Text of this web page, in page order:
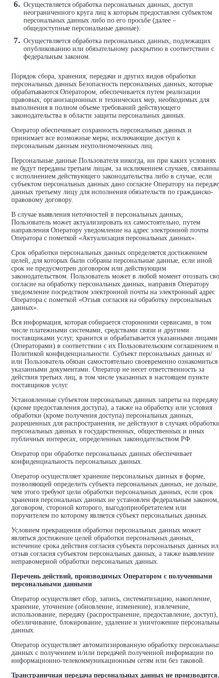
Осуществляется обработка персональных данных, доступ
неограниченного круга лиц к которым предоставлен субъектом
персональных данных либо по его просьбе (далее –
общедоступные персональные данные).
Осуществляется обработка персональных данных, подлежащих
опубликованию или обязательному раскрытию в соответствии с
федеральным законом.
Порядок сбора, хранения, передачи и других видов обработки
персональных данных Безопасность персональных данных, которые
обрабатываются Оператором, обеспечивается путем реализации
правовых, организационных и технических мер, необходимых для
выполнения в полном объеме требований действующего
законодательства в области защиты персональных данных.
Оператор обеспечивает сохранность персональных данных и
принимает все возможные меры, исключающие доступ к
персональным данным неуполномоченных лиц.
Персональные данные Пользователя никогда, ни при каких условиях
не будут переданы третьим лицам, за исключением случаев,
с исполнением действующего законодательства либо в случае, если
субъектом персональных данных дано согласие Оператору на
данных третьему лицу для исполнения обязательств по гражданско-
правовому договору.
В случае выявления неточностей в персональных данных,
Пользователь может актуализировать их самостоятельно, путем
направления Оператору уведомление на адрес электронной почты
Оператора с пометкой «Актуализация персональных данных».
Срок обработки персональных данных определяется достижением
целей, для которых были собраны персональные данные, если иной
срок не предусмотрен договором или действующим
законодательством. Пользователь может в любой момент отозвать
согласие на обработку персональных данных, направив Оператору
уведомление посредством электронной почты на электронный адрес
Оператора с пометкой «Отзыв согласия на обработку персональных
данных».
Вся информация, которая собирается сторонними сервисами, в том
числе платежными системами, средствами связи и другими
поставщиками услуг, хранится и обрабатывается указанными лицами
(Операторами) в соответствии с их Пользовательским соглашением и
Политикой конфиденциальности. Субъект персональных данных и/
или Пользователь обязан самостоятельно своевременно ознакомиться
указанными документами. Оператор не несет ответственность за
действия третьих лиц, в том числе указанных в настоящем пункте
поставщиков услуг.
Установленные субъектом персональных данных запреты на передачу
(кроме предоставления доступа), а также на обработку или условия
обработки (кроме получения доступа) персональных данных,
разрешенных для распространения, не действуют в случаях
персональных данных в государственных, общественных и иных
публичных интересах, определенных законодательством РФ.
Оператор при обработке персональных данных обеспечивает
конфиденциальность персональных данных.
Оператор осуществляет хранение персональных данных в форме,
позволяющей определить субъекта персональных данных, не дольше,
чем этого требуют цели обработки персональных данных, если срок
хранения персональных данных не установлен федеральным законом,
договором, стороной которого, выгодоприобретателем или
поручителем по которому является субъект персональных данных.
Условием прекращения обработки персональных данных может
являться достижение целей обработки персональных данных,
истечение срока действия согласия субъекта персональных данных
отзыв согласия субъектом персональных данных, а также выявление
неправомерной обработки персональных данных.
Перечень действий, производимых Оператором с полученными
персональными данными
Оператор осуществляет сбор, запись, систематизацию, накопление,
хранение, уточнение (обновление, изменение), извлечение,
использование, передачу (распространение, предоставление, доступ),
обезличивание, блокирование, удаление и уничтожение
данных.
Оператор осуществляет автоматизированную обработку
данных с получением и/или передачей полученной информации по
информационно-телекоммуникационным сетям или без таковой.
Трансграничная передача персональных данных не производится.